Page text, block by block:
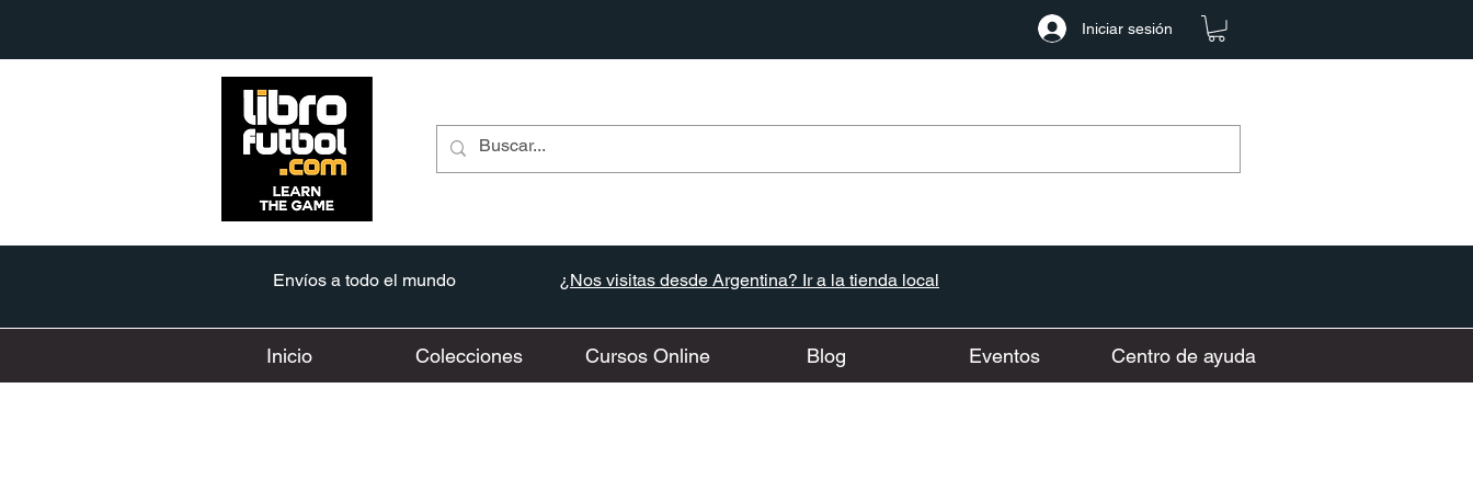
Iniciar sesión
Envíos a todo el mundo ¿Nos visitas desde Argentina? Ir a la tienda local
Inicio Colecciones Cursos Online Blog Eventos Centro de ayuda